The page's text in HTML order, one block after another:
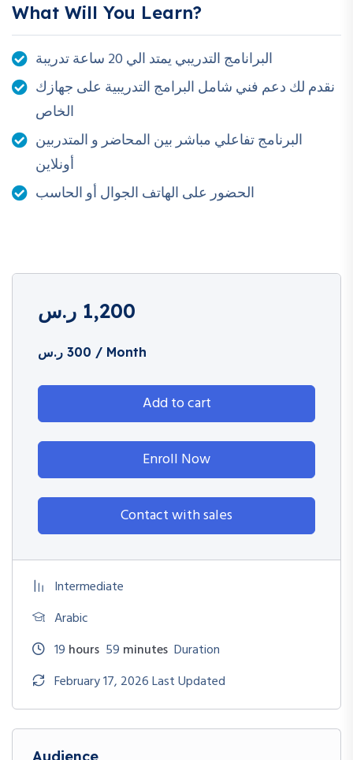
✔ تطبيق Group Policy للتحكم في بيئة العمل
✔ إدارة الشبكات داخل بيئة Windows Server
✔ تأمين السيرفرات وحمايتها من التهديدات
✔ إدارة التخزين والنسخ الاحتياطي
✔ حل المشكلات التقنية الشائعة داخل بيئات الشركات
✔ العمل كمسؤول أنظمة داخل المؤسسات بثقة وكفاءة
What Will You Learn?
البرانامج التدريبي يمتد الي 20 ساعة تدريبة
نقدم لك دعم فني شامل البرامج التدريبية على جهازك
الخاص
البرنامج تفاعلي مباشر بين المحاضر و المتدربين
أونلاين
الحضور على الهاتف الجوال أو الحاسب
1,200 ر.س
300 ر.س / Month
Add to cart
Enroll Now
Contact with sales
Intermediate
Arabic
19 hours 59 minutes Duration
February 17, 2026 Last Updated
Audience